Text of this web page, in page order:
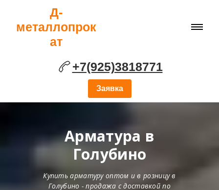
Д-
металлопрок
ат
+7(925)3818771
Заявка
Арматура в
Голубино
Купить арматуру оптом и в розницу в
Голубино - продажа с доставкой по